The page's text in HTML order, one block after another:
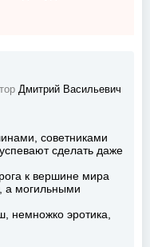
Дмитрий Васильевич
советниками
сделать даже
к вершине мира
а могильными
немножко эротика,